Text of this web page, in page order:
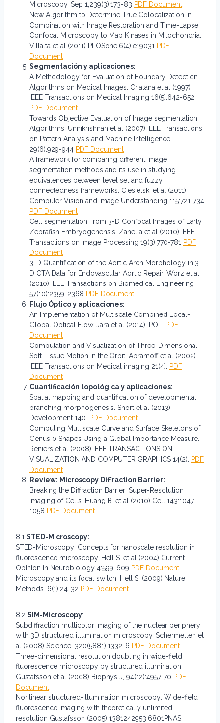
Microscopy, Sep 1;239(3):173-83 PDF Document
New Algorithm to Determine True Colocalization in
Combination with Image Restoration and Time-Lapse
Confocal Microscopy to Map Kinases in Mitochondria.
Villalta et al (2011) PLOSone;6(4):e19031 PDF
Document
Segmentación y aplicaciones:
A Methodology for Evaluation of Boundary Detection
Algorithms on Medical Images. Chalana et al (1997)
IEEE Transactions on Medical Imaging 16(5):642-652
PDF Document
Towards Objective Evaluation of Image segmentation
Algorithms. Unnikrishnan et al (2007) IEEE Transactions
on Pattern Analysis and Machine Intelligence
29(6):929-944 PDF Document
A framework for comparing different image
segmentation methods and its use in studying
equivalences between level set and fuzzy
connectedness frameworks. Ciesielski et al (2011)
Computer Vision and Image Understanding 115:721-734
PDF Document
Cell segmentation From 3-D Confocal Images of Early
Zebrafish Embryogenensis. Zanella et al (2010) IEEE
Transactions on Image Processing 19(3):770-781 PDF
Document
3-D Quantification of the Aortic Arch Morphology in 3-
D CTA Data for Endovascular Aortic Repair. Worz et al
(2010) IEEE Transactions on Biomedical Engineering
57(10):2359-2368 PDF Document
Flujo Óptico y aplicaciones:
An Implementation of Multiscale Combined Local-
Global Optical Flow. Jara et al (2014) IPOL. PDF
Document
Computation and Visualization of Three-Dimensional
Soft Tissue Motion in the Orbit. Abramoff et al (2002)
IEEE Transactions on Medical imaging 21(4). PDF
Document
Cuantificación topológica y aplicaciones:
Spatial mapping and quantification of developmental
branching morphogenesis. Short el al (2013)
Development 140. PDF Document
Computing Multiscale Curve and Surface Skeletons of
Genus 0 Shapes Using a Global Importance Measure.
Reniers et al (2008) IEEE TRANSACTIONS ON
VISUALIZATION AND COMPUTER GRAPHICS 14(2). PDF
Document
Review: Microscopy Diffraction Barrier:
Breaking the Diffraction Barrier: Super-Resolution
Imaging of Cells. Huang B. et al (2010) Cell 143:1047-
1058 PDF Document
8.1 STED-Microscopy:
STED-Microscopy: Concepts for nanoscale resolution in
fluorescence microscopy. Hell S. et al (2004) Current
Opinion in Neurobiology 4:599-609 PDF Document
Microscopy and its focal switch. Hell S. (2009) Nature
Methods. 6(1):24-32 PDF Document
8.2 SIM-Microscopy:
Subdiffraction multicolor imaging of the nuclear periphery
with 3D structured illumination microscopy. Schermelleh et
al (2008) Science, 320(5881):1332-6 PDF Document
Three-dimensional resolution doubling in wide-field
fluorescence microscopy by structured illumination.
Gustafsson et al (2008) Biophys J, 94(12):4957-70 PDF
Document
Nonlinear structured-illumination microscopy: Wide-field
fluorescence imaging with theoretically unlimited
resolution Gustafsson (2005) 1381242953.6801PNAS: